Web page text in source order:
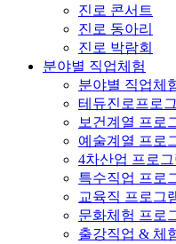
진로 콘서트
진로 동아리
진로 박람회
분야별 직업체험
분야별 직업체
테듀진로프로
보건계열 프로
예술계열 프로
4차산업 프로그
특수직업 프로
교육직 프로그
문화체험 프로
출강직업 & 체